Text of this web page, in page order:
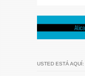
USTED ESTÁ AQUÍ: